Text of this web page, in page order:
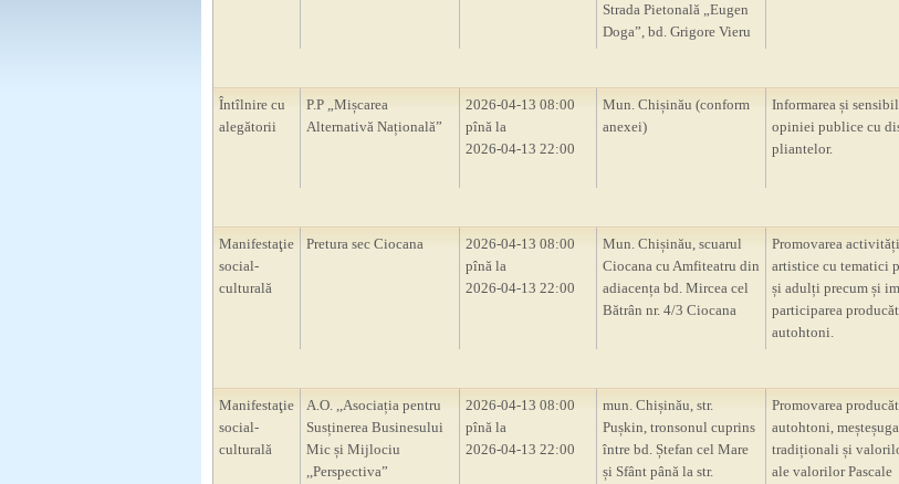
Strada Pietonală „Eugen
Doga”, bd. Grigore Vieru
Întîlnire cu
alegătorii
P.P „Mișcarea
Alternativă Națională”
2026-04-13 08:00
pînă la
2026-04-13 22:00
Mun. Chișinău (conform
anexei)
Informarea și
opiniei publice cu
pliantelor.
Manifestaţie
social-
culturală
Pretura sec Ciocana
2026-04-13 08:00
pînă la
2026-04-13 22:00
Mun. Chișinău, scuarul
Ciocana cu Amfiteatru din
adiacența bd. Mircea cel
Bătrân nr. 4/3 Ciocana
Promovarea
artistice cu tematici
și adulți precum și
participarea
autohtoni.
Manifestaţie
social-
culturală
A.O. ,,Asociația pentru
Susținerea Businesului
Mic și Mijlociu
,,Perspectiva”
2026-04-13 08:00
pînă la
2026-04-13 22:00
mun. Chișinău, str.
Pușkin, tronsonul cuprins
între bd. Ștefan cel Mare
și Sfânt până la str.
Promovarea
autohtoni,
tradiționali și
ale valorilor Pascale